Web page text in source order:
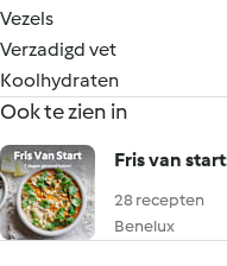
Vezels
Verzadigd vet
Koolhydraten
Ook te zien in
Fris van
28 recepten
Benelux